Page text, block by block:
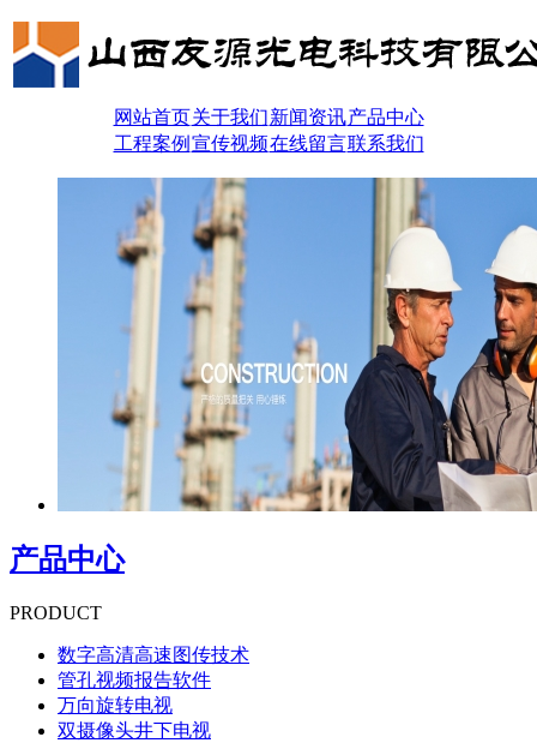
网站首页关于我们新闻资讯产品中心
工程案例 宣传视频在线留言联系我们
产品中心
PRODUCT
数字高清高速图传技术
管孔视频报告软件
万向旋转电视
双摄像头井下电视